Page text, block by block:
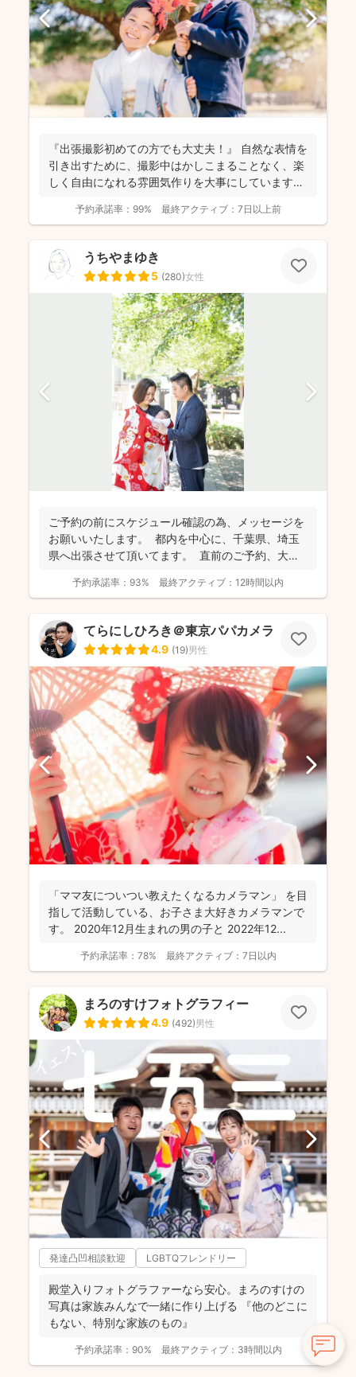
『出張撮影初めての方でも大丈夫！』 自然な表情を
引き出すために、撮影中はかしこまることなく、楽
しく自由になれる雰囲気作りを大事にしています＾
予約承諾率： 99% 最終アクティブ： 7日以上前
うちやまゆき
5 (280)女性
ご予約の前にスケジュール確認の為、 メッセージを
お願いいたします。 都内を中心に、千葉県、埼玉
県へ出張させて頂いてます。 直前のご予約、大歓
予約承諾率： 93% 最終アクティブ： 12時間以内
てらにしひろき＠東京パパカメラ
4.9 (19)男性
「ママ友についつい教えたくなるカメラマン」 を目
指して活動している、お子さま大好きカメラマンで
す。 2020年12月生まれの男の子と 2022年12...
予約承諾率： 78% 最終アクティブ： 7日以内
まろのすけフォトグラフィー
4.9 (492)男性
発達凸凹相談歓迎 LGBTQフレンドリー
殿堂入りフォトグラファーなら安心。まろのすけの
写真は家族みんなで一緒に作り上げる 『他のどこに
もない、特別な家族のもの』
予約承諾率： 90% 最終アクティブ： 3時間以内